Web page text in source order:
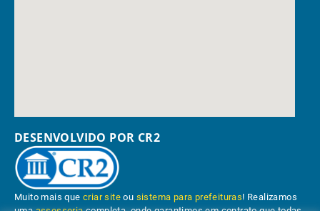
DESENVOLVIDO POR CR2
Muito mais quecriar site ou sistema para prefeituras! Realizamos
umaassessoriacompleta, onde garantimos em contrato que todas